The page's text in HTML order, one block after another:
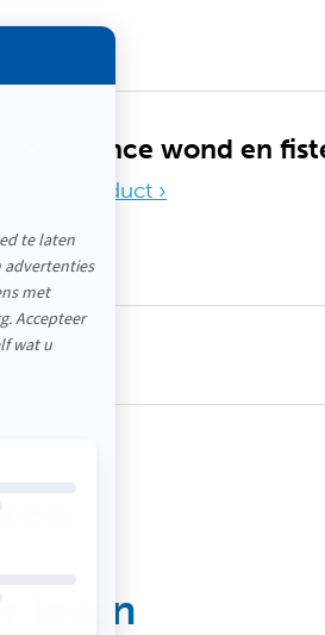
Confidence wond en
Bekijk product ›
leven